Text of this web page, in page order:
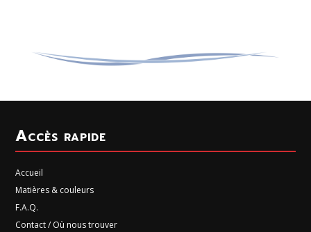
Accès rapide
Accueil
Matières & couleurs
F.A.Q.
Contact / Où nous trouver